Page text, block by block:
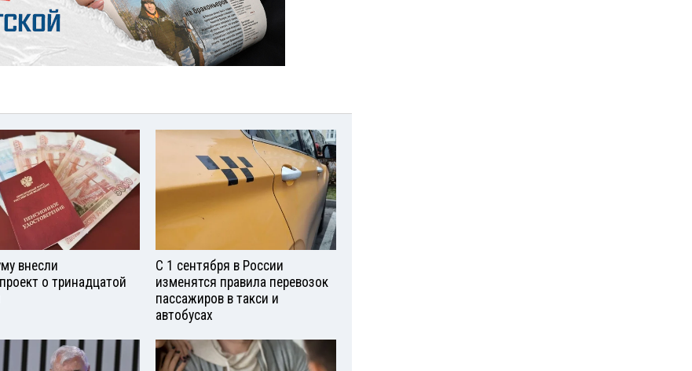
внесли
о тринадцатой
С 1 сентября в России
изменятся правила перевозок
пассажиров в такси и
автобусах